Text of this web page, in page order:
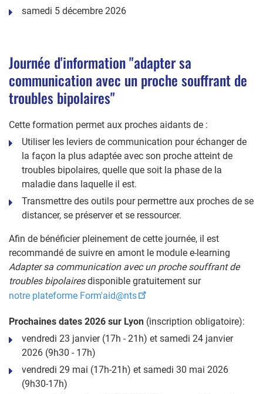
samedi 5 décembre 2026
Journée d'information "adapter sa
communication avec un proche souffrant de
troubles bipolaires"
Cette formation permet aux proches aidants de :
Utiliser les leviers de communication pour échanger de
la façon la plus adaptée avec son proche atteint de
troubles bipolaires, quelle que soit la phase de la
maladie dans laquelle il est.
Transmettre des outils pour permettre aux proches de se
distancer, se préserver et se ressourcer.
Afin de bénéficier pleinement de cette journée, il est
recommandé de suivre en amont le module e-learning
Adapter sa communication avec un proche souffrant de
troubles bipolairesdisponible gratuitement sur
notre plateforme Form'aid@nts
Prochaines dates 2026 sur Lyon (inscription obligatoire):
vendredi 23 janvier (17h - 21h) et samedi 24 janvier
2026 (9h30 - 17h)
vendredi 29 mai (17h-21h) et samedi 30 mai 2026
(9h30-17h)